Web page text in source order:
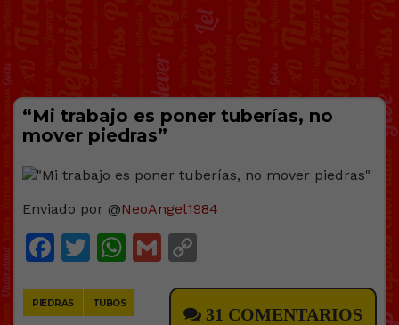
“Mi trabajo es poner tuberías, no
mover piedras”
Enviado por @NeoAngel1984
Facebook
Twitter
WhatsApp
Gmail
PIEDRAS TUBOS
31 COMENTARIOS